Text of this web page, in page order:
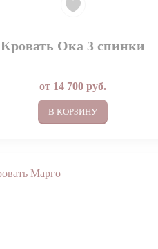
Кровать Ока 3 спинки
от 14 700 руб.
В КОРЗИНУ